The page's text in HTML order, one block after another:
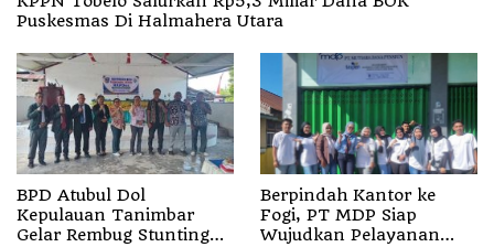
Puskesmas Di Halmahera Utara
BPD Atubul Dol
Kepulauan Tanimbar
Gelar Rembug Stunting
Berpindah Kantor ke
Fogi, PT MDP Siap
Wujudkan Pelayanan